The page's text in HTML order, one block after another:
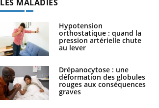
LES MALADIES
Hypotension
orthostatique : quand la
pression artérielle chute
au lever
Drépanocytose : une
déformation des globules
rouges aux conséquences
graves